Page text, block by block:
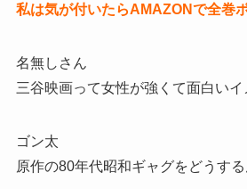
私は気が付いたらAMAZONで全巻
名無しさん
三谷映画って女性が強くて面白いイ
ゴン太
原作の80年代昭和ギャグをどうする